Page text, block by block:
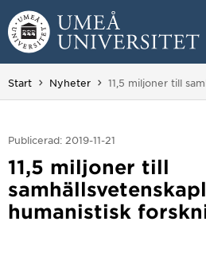
Hoppa direkt till innehållet
Huvudmenyn dold.
Start Nyheter Du är här:
11,5 miljoner till
Publicerad: 2019-11-21
11,5 miljoner till
humanistisk